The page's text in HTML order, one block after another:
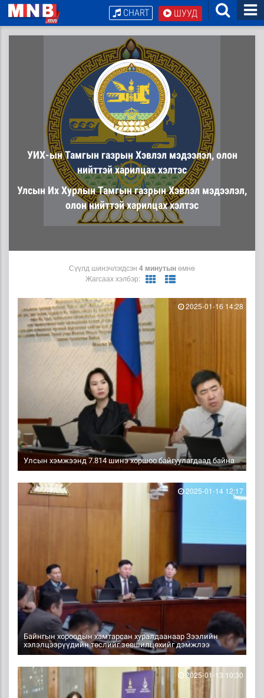
ШУУД
CHART
УИХ-ын Тамгын газрын Хэвлэл мэдээлэл, олон
нийттэй харилцах хэлтэс
Улсын Их Хурлын Тамгын газрын Хэвлэл мэдээлэл,
олон нийттэй харилцах хэлтэс
Сүүлд шинэчлэгдсэн 4 минутынөмнө
Жагсаах хэлбэр:
Улсын хэмжээнд 7.814 шинэ хоршоо байгуулагдаад байна
2025-01-16 14:28
Байнгын хороодын хамтарсан хуралдаанаар Зээлийн
хэлэлцээрүүдийн төслийг зөвшилцөхийг дэмжлээ
2025-01-14 12:17
2025-01-13 10:30